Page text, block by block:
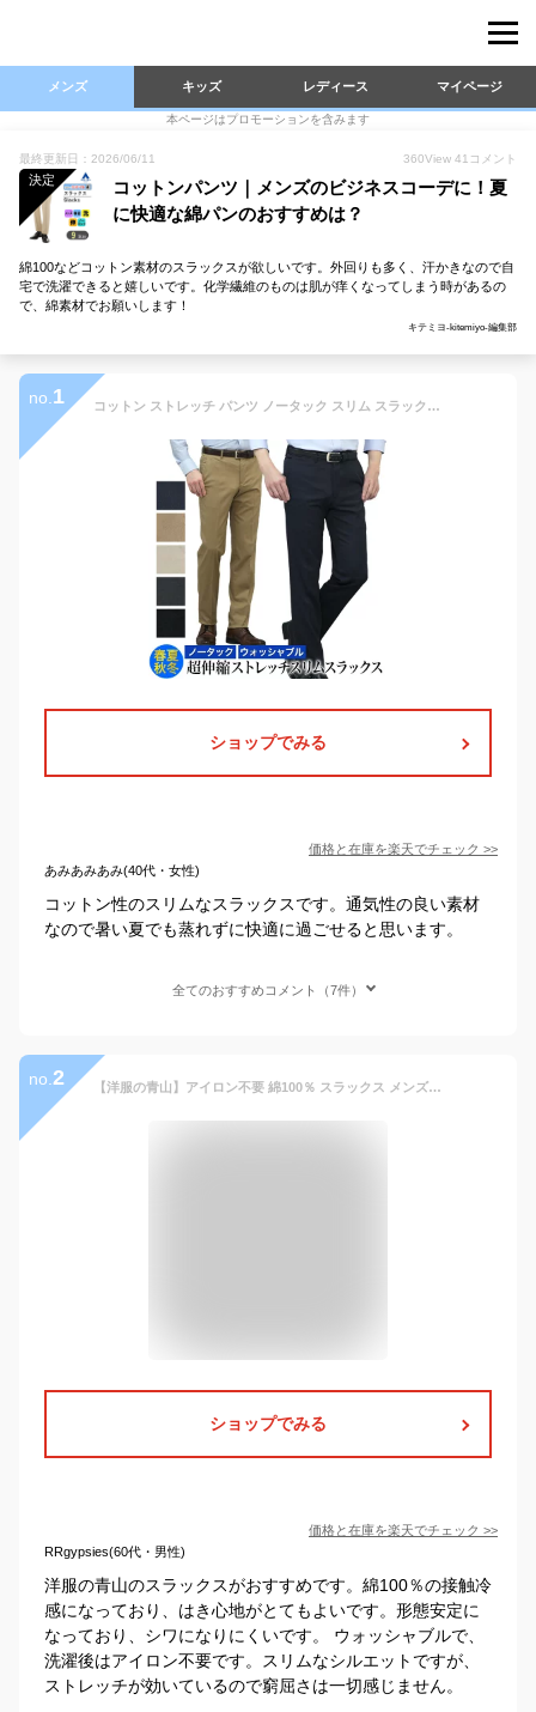
メンズ キッズ レディース マイページ
本ページはプロモーションを含みます
最終更新日：2026/06/11 360View 41 コメント
決定
コットンパンツ｜メンズのビジネスコーデに！夏
に快適な綿パンのおすすめは？
綿100などコットン素材のスラックスが欲しいです。外回りも多く、汗かきなので自
宅で洗濯できると嬉しいです。化学繊維のものは肌が痒くなってしまう時があるの
で、綿素材でお願いします！
キテミヨ-kitemiyo-編集部
no. 1 コットン ストレッチ パンツ ノータック スリム スラックス メンズ ウォッシャブル 洗える 春夏秋冬 オールシーズン ビジネス カジュアル ビジカジ オシャレ チノパン
ショップでみる
価格と在庫を楽天でチェック >>
あみあみあみ(40代・女性)
コットン性のスリムなスラックスです。通気性の良い素材
なので暑い夏でも蒸れずに快適に過ごせると思います。
全てのおすすめコメント（7件）
no. 2 【洋服の青山】アイロン不要 綿100％ スラックス メンズ スリム 春夏用 ベージュ 無地 ノータック 涼しい シワになりにくい 洗える 接触冷感 形態安定 ウォッシャブル ストレッチ ビジネス カジュアル ビジカジ 夏 夏用 ボトムス パンツ ストレッチパンツ NON IRONMAX
ショップでみる
価格と在庫を楽天でチェック >>
RRgypsies(60代・男性)
洋服の青山のスラックスがおすすめです。綿100％の接触冷
感になっており、はき心地がとてもよいです。形態安定に
なっており、シワになりにくいです。 ウォッシャブルで、
洗濯後はアイロン不要です。スリムなシルエットですが、
ストレッチが効いているので窮屈さは一切感じません。